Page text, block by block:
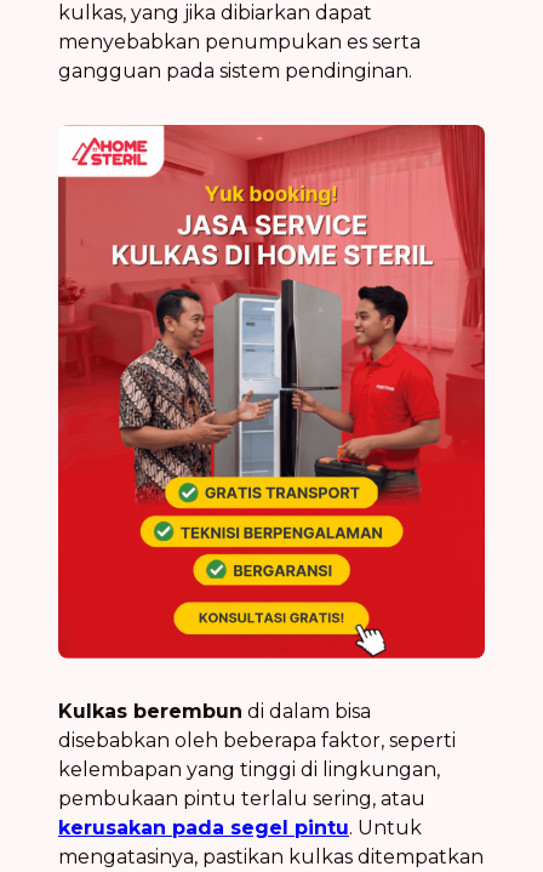
kulkas, yang jika dibiarkan dapat
menyebabkan penumpukan es serta
gangguan pada sistem pendinginan.
Kulkas berembun di dalam bisa
disebabkan oleh beberapa faktor, seperti
kelembapan yang tinggi di lingkungan,
pembukaan pintu terlalu sering, atau
kerusakan pada segel pintu. Untuk
mengatasinya, pastikan kulkas ditempatkan